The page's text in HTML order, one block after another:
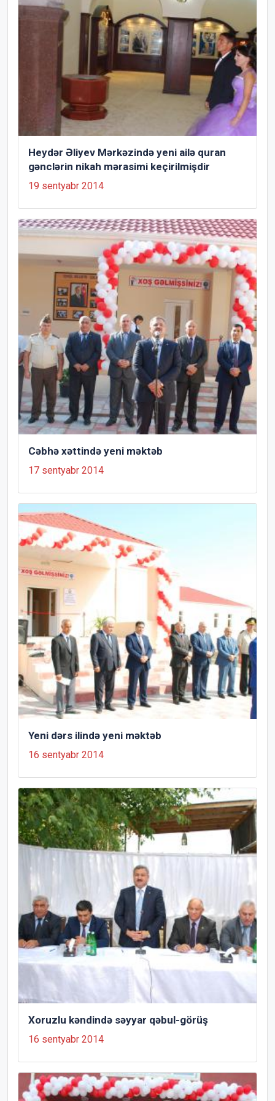
Heydər Əliyev Mərkəzində yeni ailə quran
gənclərin nikah mərasimi keçirilmişdir
19 sentyabr 2014
Cəbhə xəttində yeni məktəb
17 sentyabr 2014
Yeni dərs ilində yeni məktəb
16 sentyabr 2014
Xoruzlu kəndində səyyar qəbul-görüş
16 sentyabr 2014